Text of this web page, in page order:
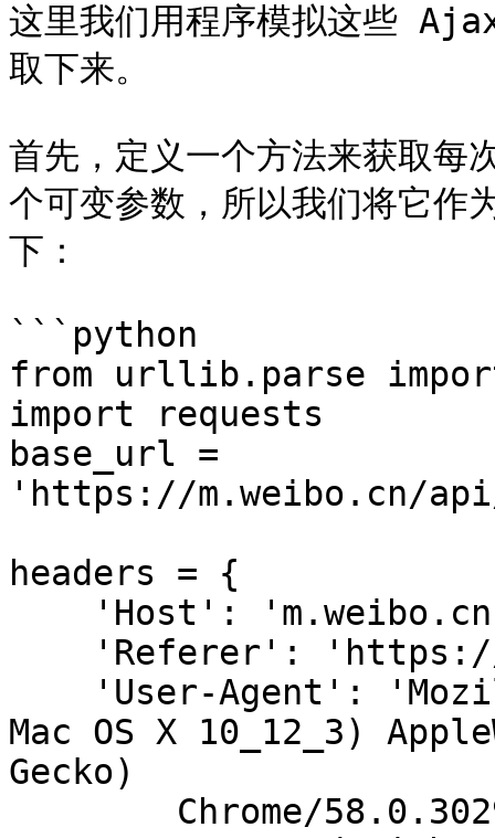
这里我们用程序模拟这些
取下来。
首先，定义一个方法来获取每
个可变参数，所以我们将它作
下：
```python
from urllib.parse
import requests
base_url =
'https://m.weibo.cn/
headers = {
Mac OS X 10_12_3)
Gecko)